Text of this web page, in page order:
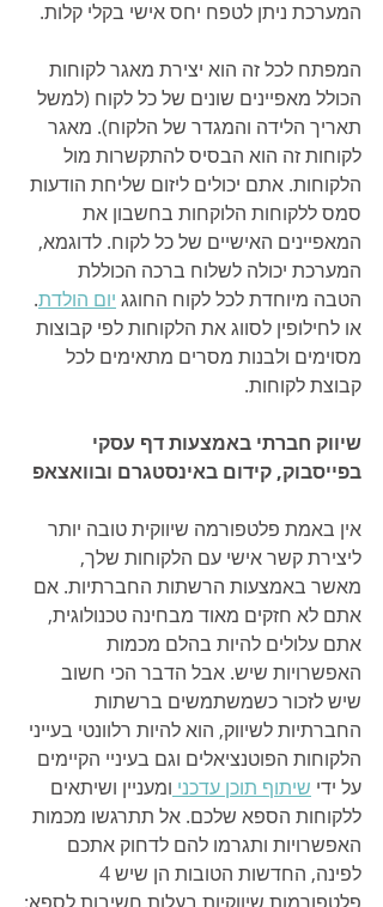
המערכת ניתן לטפח יחס אישי בקלי קלות.
המפתח לכל זה הוא יצירת מאגר לקוחות
הכולל מאפיינים שונים של כל לקוח (למשל
תאריך הלידה והמגדר של הלקוח). מאגר
לקוחות זה הוא הבסיס להתקשרות מול
הלקוחות. אתם יכולים ליזום שליחת הודעות
סמס ללקוחות הלוקחות בחשבון את
המאפיינים האישיים של כל לקוח. לדוגמא,
המערכת יכולה לשלוח ברכה הכוללת
הטבה מיוחדת לכל לקוח החוגג יום הולדת.
או לחילופין לסווג את הלקוחות לפי קבוצות
מסוימים ולבנות מסרים מתאימים לכל
קבוצת לקוחות.
שיווק חברתי באמצעות דף עסקי
בפייסבוק, קידום באינסטגרם ובוואצאפ
אין באמת פלטפורמה שיווקית טובה יותר
ליצירת קשר אישי עם הלקוחות שלך,
מאשר באמצעות הרשתות החברתיות. אם
אתם לא חזקים מאוד מבחינה טכנולוגית,
אתם עלולים להיות בהלם מכמות
האפשרויות שיש. אבל הדבר הכי חשוב
שיש לזכור כשמשתמשים ברשתות
החברתיות לשיווק, הוא להיות רלוונטי בעייני
הלקוחות הפוטנציאלים וגם בעיניי הקיימים
על ידי שיתוף תוכן עדכני ומעניין ושיתאים
ללקוחות הספא שלכם. אל תתרגשו מכמות
האפשרויות ותגרמו להם לדחוק אתכם